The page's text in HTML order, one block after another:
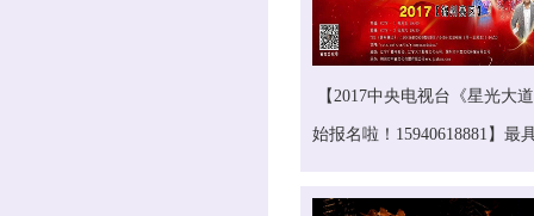
【2017中央电视台《星光大
始报名啦！15940618881】最